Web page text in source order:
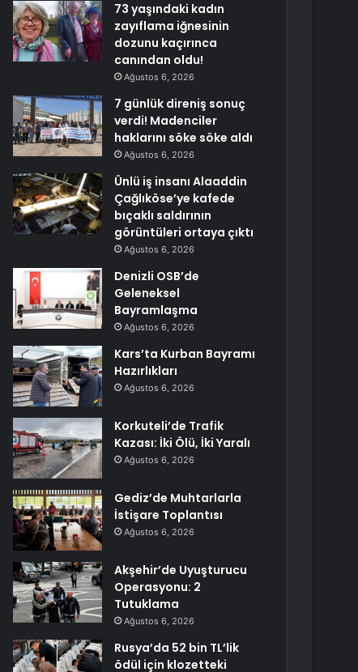
73 yaşındaki kadın
zayıflama iğnesinin
dozunu kaçırınca
canından oldu!
Ağustos 6, 2026
7 günlük direniş sonuç
verdi! Madenciler
haklarını söke söke aldı
Ağustos 6, 2026
Ünlü iş insanı Alaaddin
Çağlıköse’ye kafede
bıçaklı saldırının
görüntüleri ortaya çıktı
Ağustos 6, 2026
Denizli OSB’de
Geleneksel
Bayramlaşma
Ağustos 6, 2026
Kars’ta Kurban Bayramı
Hazırlıkları
Ağustos 6, 2026
Korkuteli’de Trafik
Kazası: İki Ölü, İki Yaralı
Ağustos 6, 2026
Gediz’de Muhtarlarla
İstişare Toplantısı
Ağustos 6, 2026
Akşehir’de Uyuşturucu
Operasyonu: 2
Tutuklama
Ağustos 6, 2026
Rusya’da 52 bin TL’lik
ödül için klozetteki